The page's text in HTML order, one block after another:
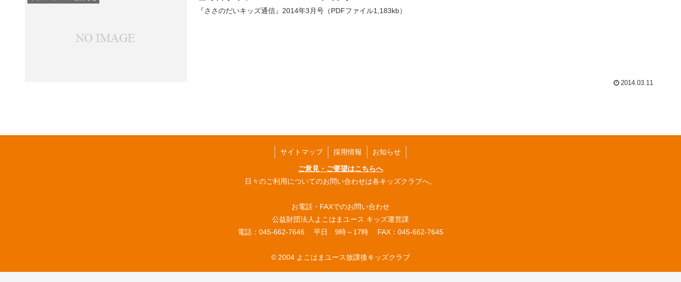
『ささのだいキッズ通信』2014年3月号（PDFファイル1,183kb）
2014.03.11
サイトマップ 採用情報 お知らせ
ご意見・ご要望はこちらへ
日々のご利用についてのお問い合わせは各キッズクラブへ。
お電話・FAXでのお問い合わせ
公益財団法人よこはまユース キッズ運営課
電話：045-662-7646 平日 9時～17時 FAX：045-662-7645
© 2004 よこはまユース放課後キッズクラブ